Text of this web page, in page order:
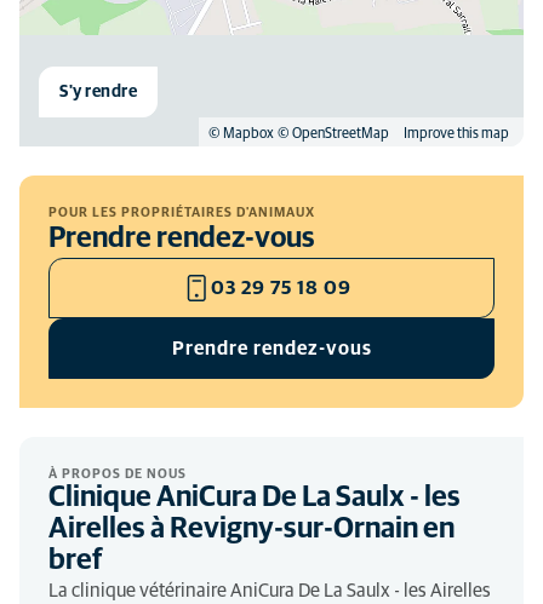
© Mapbox © OpenStreetMap Improve this map
S'y rendre
POUR LES PROPRIÉTAIRES D'ANIMAUX
Prendre rendez-vous
03 29 75 18 09
Prendre rendez-vous
À PROPOS DE NOUS
Clinique AniCura De La Saulx - les
Airelles à Revigny-sur-Ornain en
bref
La clinique vétérinaire AniCura De La Saulx - les Airelles